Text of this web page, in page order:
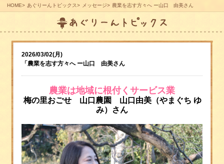
HOME> あぐりーんトピックス> メッセージ> 農業を志す方々へ ー山口 由美さん
2026/03/02(月)
「農業を志す方々へ ー山口 由美さん
農業は地域に根付くサービス業
梅の里おごせ 山口農園 山口由美 （やまぐち ゆ
み）さん